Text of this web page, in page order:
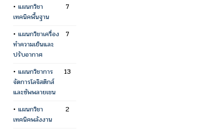
• แผนกวิชา
เทคนิคพื้นฐาน
7
• แผนกวิชาเครื่อง
ทำความเย็นและ
ปรับอากาศ
7
• แผนกวิชาการ
จัดการโลจิสติกส์
และซัพพลายเชน
13
• แผนกวิชา
เทคนิคพลังงาน
2